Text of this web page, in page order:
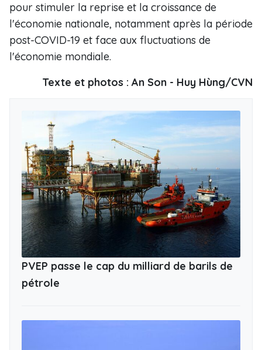
pour stimuler la reprise et la croissance de
l'économie nationale, notamment après la période
post-COVID-19 et face aux fluctuations de
l'économie mondiale.
Texte et photos : An Son - Huy Hùng/CVN
PVEP passe le cap du milliard de barils de
pétrole